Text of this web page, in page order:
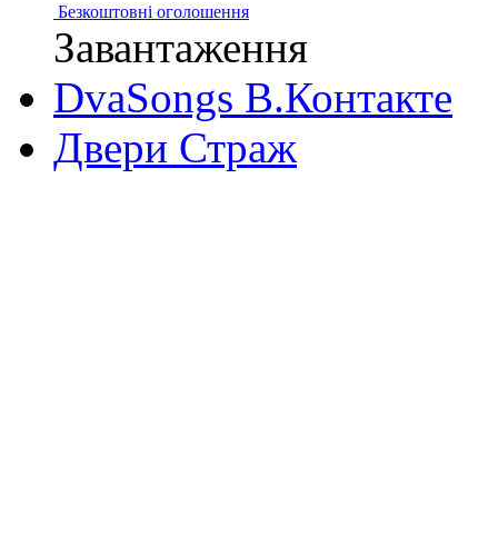
Безкоштовні оголошення
Завантаження
DvaSongs В.Контакте
Двери Страж